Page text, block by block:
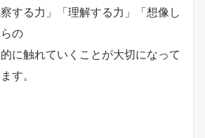
する力」「理解する力」「想像し
の
に触れていくことが大切になって
す。